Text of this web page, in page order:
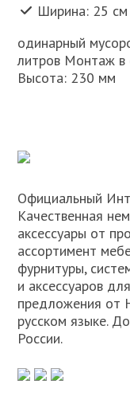
Ширина: 25 см
одинарный
литров Монтаж
Высота: 230 мм
Официальный
Качественная
аксессуары от
ассортимент
фурнитуры,
и аксессуаров
предложения от
русском языке.
России.